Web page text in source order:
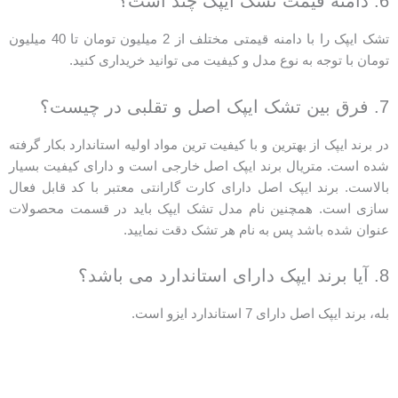
تشک ایپک را با دامنه قیمتی مختلف از 2 میلیون تومان تا 40 میلیون
تومان با توجه به نوع مدل و کیفیت می توانید خریداری کنید.
7. فرق بین تشک ایپک اصل و تقلبی در چیست؟
در برند ایپک از بهترین و با کیفیت ترین مواد اولیه استاندارد بکار گرفته
شده است. متریال برند ایپک اصل خارجی است و دارای کیفیت بسیار
بالاست. برند ایپک اصل دارای کارت گارانتی معتبر با کد قابل فعال
سازی است. همچنین نام مدل تشک ایپک باید در قسمت محصولات
عنوان شده باشد پس به نام هر تشک دقت نمایید.
8. آیا برند ایپک دارای استاندارد می باشد؟
بله، برند ایپک اصل دارای 7 استاندارد ایزو است.